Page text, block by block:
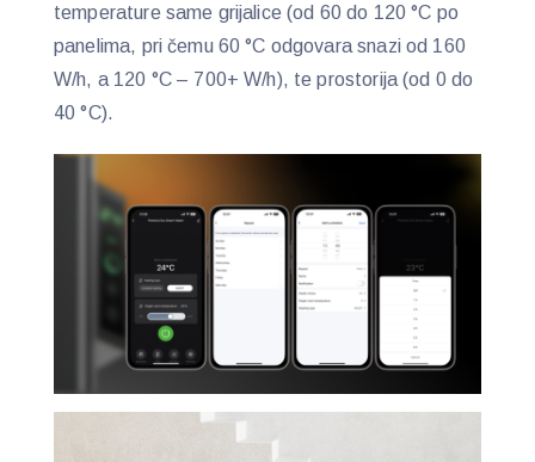
temperature same grijalice (od 60 do 120 °C po
panelima, pri čemu 60 °C odgovara snazi od 160
W/h, a 120 °C – 700+ W/h), te prostorija (od 0 do
40 °C).